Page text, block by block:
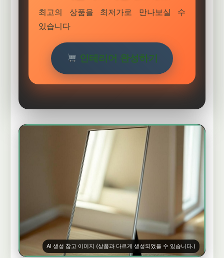
최고의 상품을 최저가로 만나보실 수
있습니다
인테리어 완성하기
AI 생성 참고 이미지 (상품과 다르게 생성되었을 수 있습니다.)